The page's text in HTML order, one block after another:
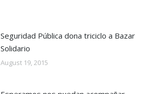
Seguridad Pública dona triciclo a Bazar
Solidario
August 19, 2015